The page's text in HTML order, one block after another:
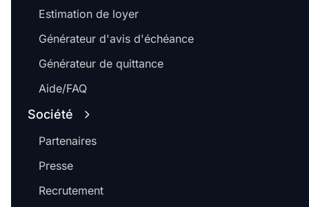
Estimation de loyer
Générateur d'avis d'échéance
Générateur de quittance
Aide/FAQ
Société
Partenaires
Presse
Recrutement